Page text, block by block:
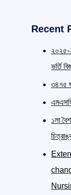
Recent
২০২৫-
ভর্তি
৩৪৭৫
১লা